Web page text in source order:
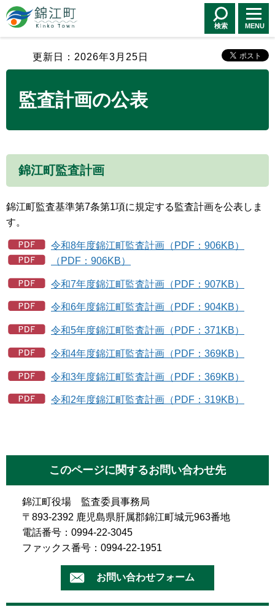
錦江町 Kinko
Town
検索 MENU
更新日：2026年3月25日
監査計画の公表
錦江町監査計画
錦江町監査基準第7条第1項に規定する監査計画を公表しま
す。
令和8年度錦江町監査計画（PDF：906KB）
（PDF：906KB）
令和7年度錦江町監査計画（PDF：907KB）
令和6年度錦江町監査計画（PDF：904KB）
令和5年度錦江町監査計画（PDF：371KB）
令和4年度錦江町監査計画（PDF：369KB）
令和3年度錦江町監査計画（PDF：369KB）
令和2年度錦江町監査計画（PDF：319KB）
このページに関するお問い合わせ先
錦江町役場 監査委員事務局
〒893-2392 鹿児島県肝属郡錦江町城元963番地
電話番号：0994-22-3045
ファックス番号：0994-22-1951